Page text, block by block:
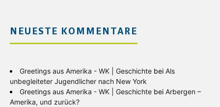
NEUESTE KOMMENTARE
Greetings aus Amerika - WK | Geschichte bei Als
unbegleiteter Jugendlicher nach New York
Greetings aus Amerika - WK | Geschichte bei Arbergen –
Amerika, und zurück?